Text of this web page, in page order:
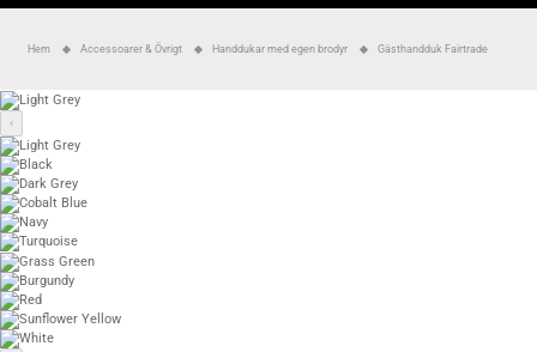
Hem Accessoarer & Övrigt Handdukar med egen brodyr Gästhandduk Fairtrade
‹